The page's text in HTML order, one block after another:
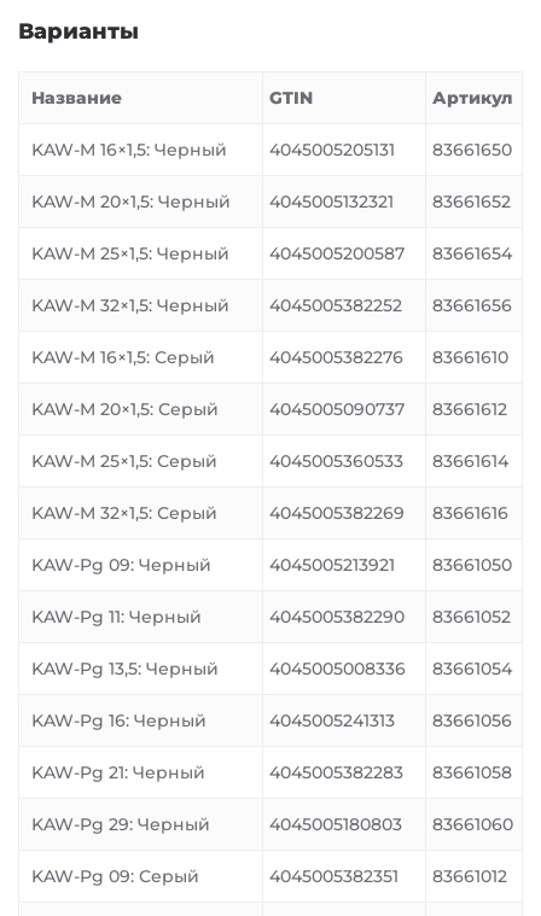
Варианты
Название GTIN Артикул
KAW-M 16×1,5: Черный 4045005205131 83661650
KAW-M 20×1,5: Черный 4045005132321 83661652
KAW-M 25×1,5: Черный 4045005200587 83661654
KAW-M 32×1,5: Черный 4045005382252 83661656
KAW-M 16×1,5: Серый 4045005382276 83661610
KAW-M 20×1,5: Серый 4045005090737 83661612
KAW-M 25×1,5: Серый 4045005360533 83661614
KAW-M 32×1,5: Серый 4045005382269 83661616
KAW-Pg 09: Черный 4045005213921 83661050
KAW-Pg 11: Черный 4045005382290 83661052
KAW-Pg 13,5: Черный 4045005008336 83661054
KAW-Pg 16: Черный 4045005241313 83661056
KAW-Pg 21: Черный 4045005382283 83661058
KAW-Pg 29: Черный 4045005180803 83661060
KAW-Pg 09: Серый 4045005382351 83661012